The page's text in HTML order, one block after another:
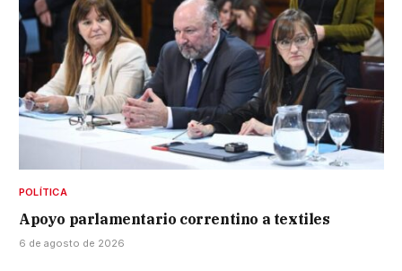
POLÍTICA
Apoyo parlamentario correntino a textiles
6 de agosto de 2026